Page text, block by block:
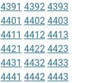
4391 4392 4393
4401 4402 4403
4411 4412 4413
4421 4422 4423
4431 4432 4433
4441 4442 4443